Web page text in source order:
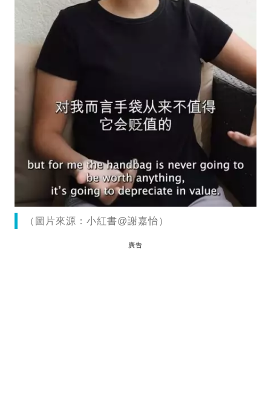
（圖片來源：小紅書@謝嘉怡）
廣告